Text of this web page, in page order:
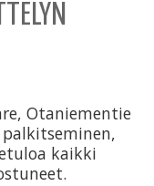
Otaniementie
palkitseminen,
kaikki